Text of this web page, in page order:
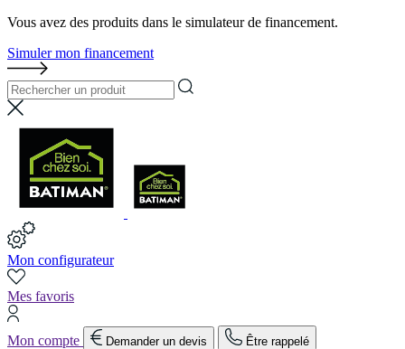
Vous avez des produits dans le simulateur de financement.
Simuler mon financement
Mon configurateur
Mes favoris
Mon compte Demander un devis Être rappelé